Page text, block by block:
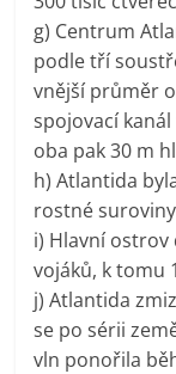
g) Centrum
podle tří
vnější průměr
spojovací
oba pak 30 m
h) Atlantida
rostné
i) Hlavní
vojáků, k tomu
j) Atlantida
se po sérii
vln ponořila